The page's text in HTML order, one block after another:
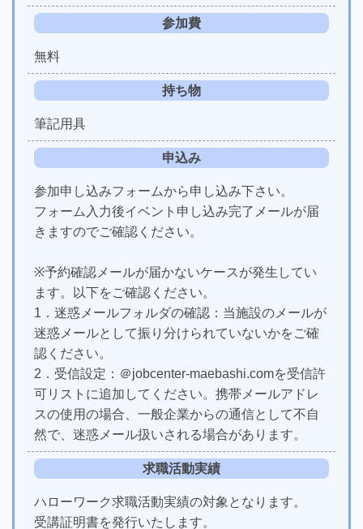
参加費
無料
持ち物
筆記用具
申込み
参加申し込みフォームから申し込み下さい。
フォーム入力後イベント申し込み完了メールが届
きますのでご確認ください。
※予約確認メールが届かないケースが発生してい
ます。以下をご確認ください。
1．迷惑メールフォルダの確認：当施設のメールが
迷惑メールとして振り分けられていないかをご確
認ください。
2．受信設定：＠jobcenter-maebashi.comを受信許
可リストに追加してください。携帯メールアドレ
スの使用の場合、一般企業からの通信として不自
然で、迷惑メール扱いされる場合があります。
求職活動実績
ハローワーク求職活動実績の対象となります。
受講証明書を発行いたします。